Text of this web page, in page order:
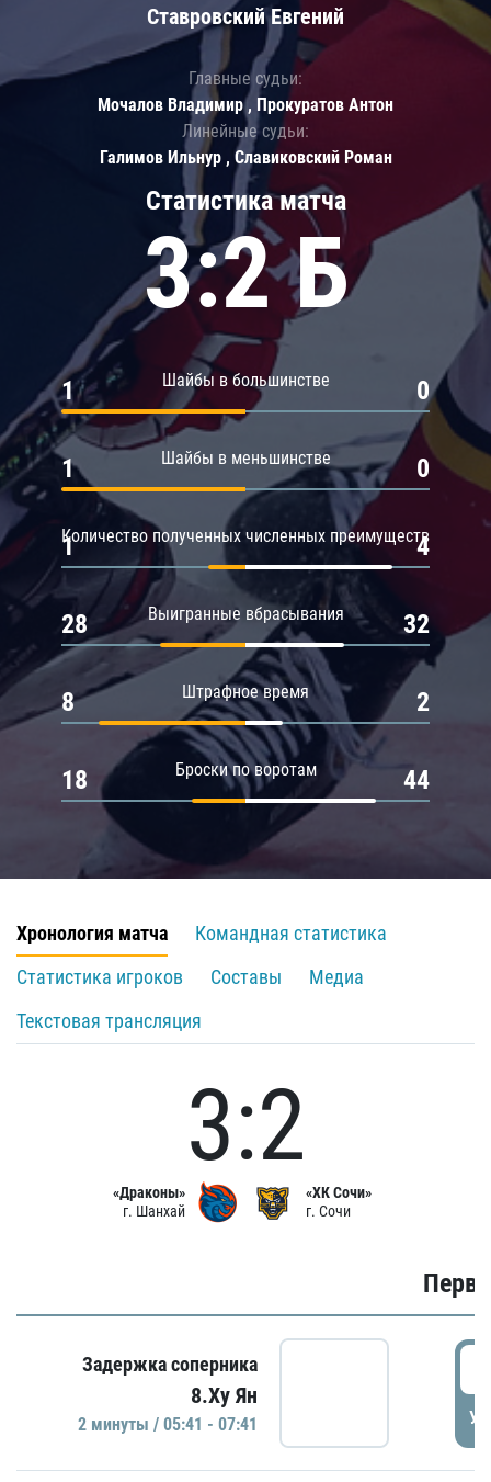
Статистика матча
3:2 Б
Шайбы в большинстве
1 0
Шайбы в меньшинстве
1 0
Количество полученных численных преимуществ
1 4
Выигранные вбрасывания
28 32
Штрафное время
8 2
Броски по воротам
18 44
Ставровский Евгений
Главные судьи:
Мочалов Владимир , Прокуратов Антон
Линейные судьи:
Галимов Ильнур , Славиковский Роман
Хронология матча
Командная статистика
Статистика игроков
Составы
Медиа
Текстовая трансляция
«Драконы»
г. Шанхай
3:2
«ХК Сочи»
г. Сочи
Задержка соперника
8.Ху Ян
2 минуты / 05:41 - 07:41